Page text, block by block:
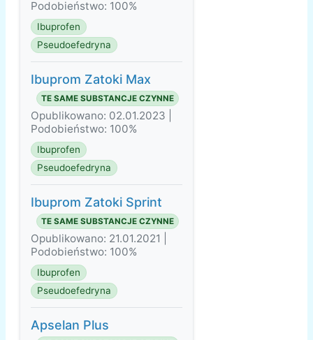
Podobieństwo: 100%
Ibuprofen
Pseudoefedryna
Ibuprom Zatoki Max
TE SAME SUBSTANCJE CZYNNE
Opublikowano: 02.01.2023 |
Podobieństwo: 100%
Ibuprofen
Pseudoefedryna
Ibuprom Zatoki Sprint
TE SAME SUBSTANCJE CZYNNE
Opublikowano: 21.01.2021 |
Podobieństwo: 100%
Ibuprofen
Pseudoefedryna
Apselan Plus